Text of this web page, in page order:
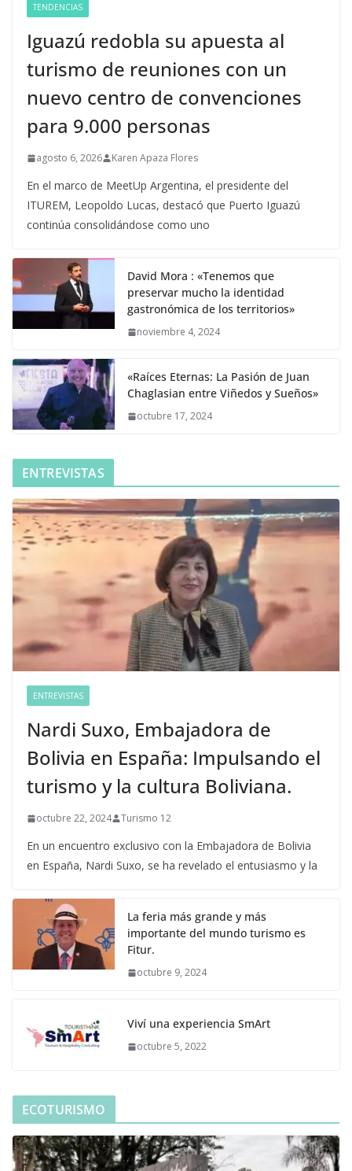
TENDENCIAS
Iguazú redobla su apuesta al
turismo de reuniones con un
nuevo centro de convenciones
para 9.000 personas
agosto 6, 2026 Karen Apaza Flores
En el marco de MeetUp Argentina, el presidente del
ITUREM, Leopoldo Lucas, destacó que Puerto Iguazú
continúa consolidándose como uno
David Mora : «Tenemos que
preservar mucho la identidad
gastronómica de los territorios»
noviembre 4, 2024
«Raíces Eternas: La Pasión de Juan
Chaglasian entre Viñedos y Sueños»
octubre 17, 2024
ENTREVISTAS
ENTREVISTAS
Nardi Suxo, Embajadora de
Bolivia en España: Impulsando el
turismo y la cultura Boliviana.
octubre 22, 2024 Turismo 12
En un encuentro exclusivo con la Embajadora de Bolivia
en España, Nardi Suxo, se ha revelado el entusiasmo y la
La feria más grande y más
importante del mundo turismo es
Fitur.
octubre 9, 2024
Viví una experiencia SmArt
octubre 5, 2022
ECOTURISMO